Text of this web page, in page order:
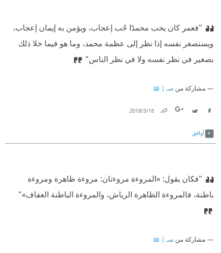
"فعمر كان يحب محمدًا حُب إعجاب، ويؤمن به إيمان إعجاب،
ويستصغر نفسه إذا نظر إلى عظمة محمد، وما هو فيما خلا ذلك
بصغير في نظر نفسه ولا في نظر الناس"
مشاركة من سـ | 📖
18‏/3‏/2018
أوافق
"فكان يقول: «المروءة مروءتان: مروءة ظاهرة ومروءة
باطنة، فالمروءة الظاهرة الرياش، والمروءة الباطنة العفاف»"
مشاركة من سـ | 📖